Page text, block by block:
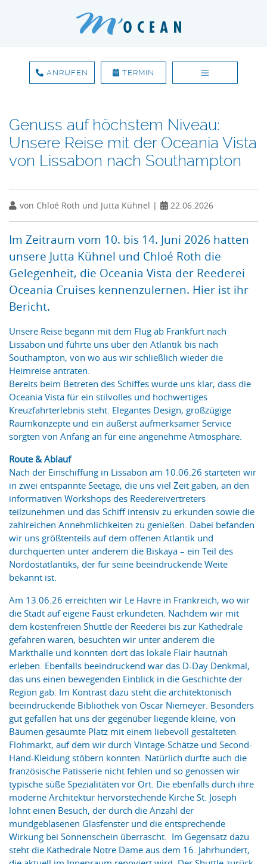
ANRUFEN TERMIN
Genuss auf höchstem Niveau:
Unsere Reise mit der Oceania Vista
von Lissabon nach Southampton
von Chloé Roth und Jutta Kühnel | 22.06.2026
Im Zeitraum vom 10. bis 14. Juni 2026 hatten
unsere Jutta Kühnel und Chloé Roth die
Gelegenheit, die Oceania Vista der Reederei
Oceania Cruises kennenzulernen. Hier ist ihr
Bericht.
Unsere Reise begann mit dem Flug ab Frankfurt nach
Lissabon und führte uns über den Atlantik bis nach
Southampton, von wo aus wir schließlich wieder die
Heimreise antraten.
Bereits beim Betreten des Schiffes wurde uns klar, dass die
Oceania Vista für ein stilvolles und hochwertiges
Kreuzfahrterlebnis steht. Elegantes Design, großzügige
Raumkonzepte und ein äußerst aufmerksamer Service
sorgten von Anfang an für eine angenehme Atmosphäre.
Route & Ablauf
Nach der Einschiffung in Lissabon am 10.06.26 starteten wir
in zwei entspannte Seetage, die uns viel Zeit gaben, an den
informativen Workshops des Reedereivertreters
teilzunehmen und das Schiff intensiv zu erkunden sowie die
zahlreichen Annehmlichkeiten zu genießen. Dabei befanden
wir uns größtenteils auf dem offenen Atlantik und
durchquerten unter anderem die Biskaya – ein Teil des
Nordostatlantiks, der für seine beeindruckende Weite
bekannt ist.
Am 13.06.26 erreichten wir Le Havre in Frankreich, wo wir
die Stadt auf eigene Faust erkundeten. Nachdem wir mit
dem kostenfreien Shuttle der Reederei bis zur Kathedrale
gefahren waren, besuchten wir unter anderem die
Markthalle und konnten dort das lokale Flair hautnah
erleben. Ebenfalls beeindruckend war das D-Day Denkmal,
das uns einen bewegenden Einblick in die Geschichte der
Region gab. Im Kontrast dazu steht die architektonisch
beeindruckende Bibliothek von Oscar Niemeyer. Besonders
gut gefallen hat uns der gegenüber liegende kleine, von
Bäumen gesäumte Platz mit einem liebevoll gestalteten
Flohmarkt, auf dem wir durch Vintage-Schätze und Second-
Hand-Kleidung stöbern konnten. Natürlich durfte auch die
französische Patisserie nicht fehlen und so genossen wir
typische süße Spezialitäten vor Ort. Die ebenfalls durch ihre
moderne Architektur hervorstechende Kirche St. Joseph
lohnt einen Besuch, der durch die Anzahl der
mundgeblasenen Glasfenster und die entsprechende
Wirkung bei Sonnenschein überrascht. Im Gegensatz dazu
steht die Kathedrale Notre Dame aus dem 16. Jahrhundert,